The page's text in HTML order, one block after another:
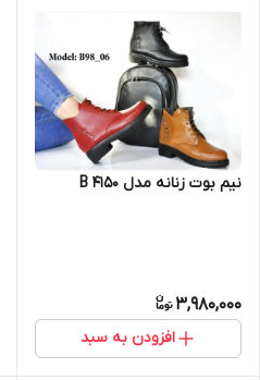
نیم بوت زنانه مدل B 4150
3,980,000
افزودن به سبد